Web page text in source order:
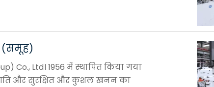
(समूह)
Co., Ltd। 1956 में स्थापित किया गया
और सुरक्षित और कुशल खनन का